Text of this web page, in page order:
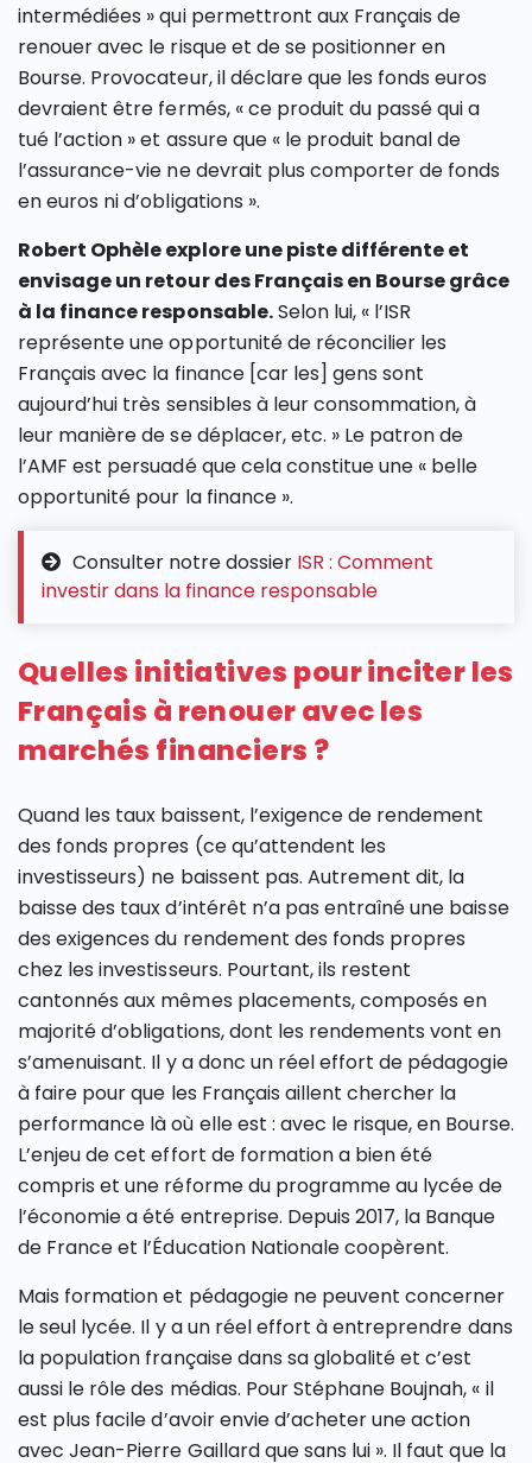
intermédiées » qui permettront aux Français de
renouer avec le risque et de se positionner en
Bourse. Provocateur, il déclare que les fonds euros
devraient être fermés, « ce produit du passé qui a
tué l’action » et assure que « le produit banal de
l’assurance-vie ne devrait plus comporter de fonds
en euros ni d’obligations ».
Robert Ophèle explore une piste différente et
envisage un retour des Français en Bourse grâce
à la finance responsable.Selon lui, « l’ISR
représente une opportunité de réconcilier les
Français avec la finance [car les] gens sont
aujourd’hui très sensibles à leur consommation, à
leur manière de se déplacer, etc. » Le patron de
l’AMF est persuadé que cela constitue une « belle
opportunité pour la finance ».
Consulter notre dossier ISR : Comment
investir dans la finance responsable
Quelles initiatives pour inciter les
Français à renouer avec les
marchés financiers ?
Quand les taux baissent, l’exigence de rendement
des fonds propres (ce qu’attendent les
investisseurs) ne baissent pas. Autrement dit, la
baisse des taux d’intérêt n’a pas entraîné une baisse
des exigences du rendement des fonds propres
chez les investisseurs. Pourtant, ils restent
cantonnés aux mêmes placements, composés en
majorité d’obligations, dont les rendements vont en
s’amenuisant. Il y a donc un réel effort de pédagogie
à faire pour que les Français aillent chercher la
performance là où elle est : avec le risque, en Bourse.
L’enjeu de cet effort de formation a bien été
compris et une réforme du programme au lycée de
l’économie a été entreprise. Depuis 2017, la Banque
de France et l’Éducation Nationale coopèrent.
Mais formation et pédagogie ne peuvent concerner
le seul lycée. Il y a un réel effort à entreprendre dans
la population française dans sa globalité et c’est
aussi le rôle des médias. Pour Stéphane Boujnah, « il
est plus facile d’avoir envie d’acheter une action
avec Jean-Pierre Gaillard que sans lui ». Il faut que la